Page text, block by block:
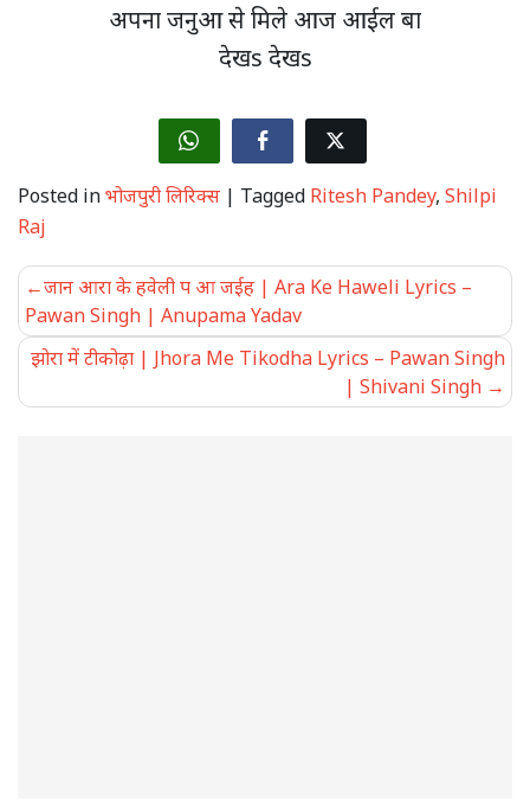
अपना जनुआ से मिले आज आईल बा
देखs देखs
Posted inभोजपुरी लिरिक्स | Tagged Ritesh Pandey, Shilpi
Raj
Post
navigation
जान आरा के हवेली प आ जईह | Ara Ke Haweli Lyrics –
Pawan Singh | Anupama Yadav
झोरा में टीकोढ़ा | Jhora Me Tikodha Lyrics – Pawan Singh
| Shivani Singh